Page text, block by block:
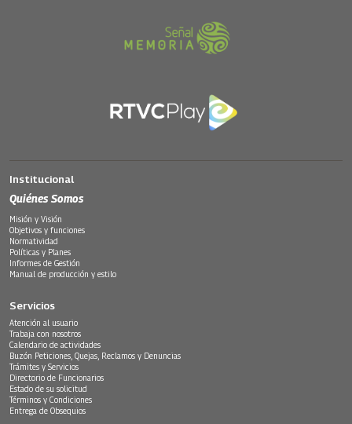
Institucional
Quiénes Somos
Misión y Visión
Objetivos y funciones
Normatividad
Políticas y Planes
Informes de Gestión
Manual de producción y estilo
Servicios
Atención al usuario
Trabaja con nosotros
Calendario de actividades
Buzón Peticiones, Quejas, Reclamos y Denuncias
Trámites y Servicios
Directorio de Funcionarios
Estado de su solicitud
Términos y Condiciones
Entrega de Obsequios